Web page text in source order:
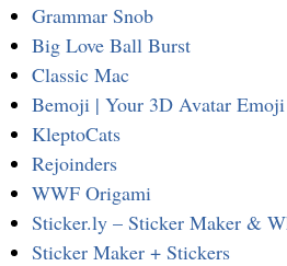
Grammar Snob
Big Love Ball Burst
Classic Mac
Bemoji | Your 3D Avatar Emoji
KleptoCats
Rejoinders
WWF Origami
Sticker.ly – Sticker Maker &
Sticker Maker + Stickers